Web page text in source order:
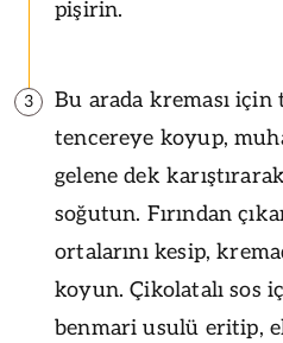
pişirin.
3
Bu arada kreması
tencereye koyup,
gelene dek
soğutun. Fırından
ortalarını kesip,
koyun. Çikolatalı sos
benmari usulü eritip,